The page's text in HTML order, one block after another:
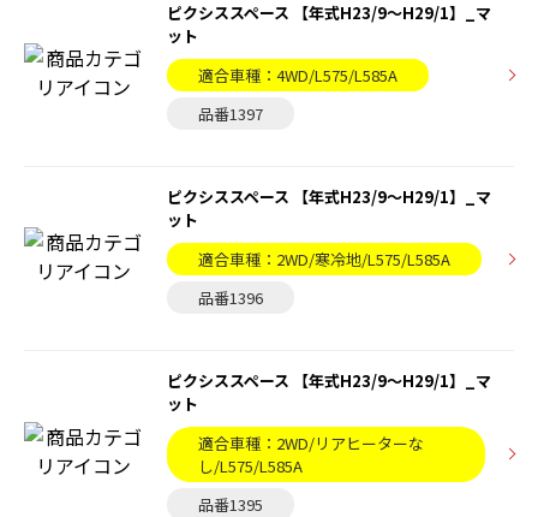
ピクシススペース 【年式H23/9〜H29/1】_マ
ット
適合車種：4WD/L575/L585A
品番1397
ピクシススペース 【年式H23/9〜H29/1】_マ
ット
適合車種：2WD/寒冷地/L575/L585A
品番1396
ピクシススペース 【年式H23/9〜H29/1】_マ
ット
適合車種：2WD/リアヒーターな
し/L575/L585A
品番1395